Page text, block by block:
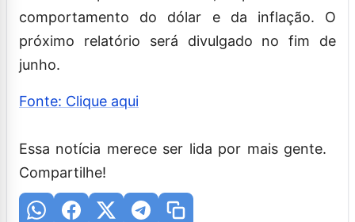
comportamento do dólar e da inflação. O
próximo relatório será divulgado no fim de
junho.
Fonte: Clique aqui
Essa notícia merece ser lida por mais gente.
Compartilhe!